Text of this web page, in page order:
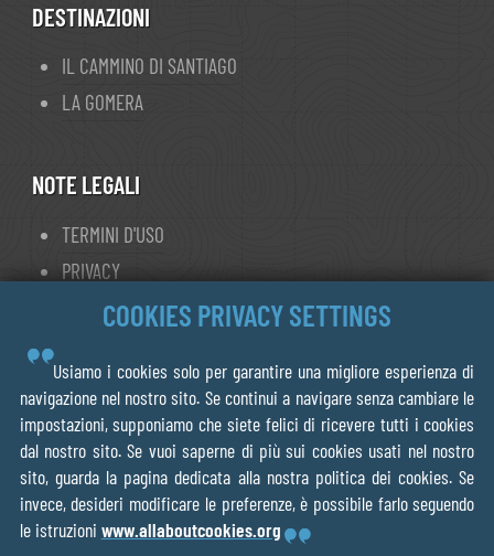
DESTINAZIONI
IL CAMMINO DI SANTIAGO
LA GOMERA
NOTE LEGALI
TERMINI D'USO
PRIVACY
GESTIONE DEI COOKIE
© 2013- 2026 FORWALK.ORG
V.O.F Ecotrotter
856075218B01
Leiden The Netherlands
COOKIES PRIVACY SETTINGS
Usiamo i cookies solo per garantire una migliore esperienza di
navigazione nel nostro sito. Se continui a navigare senza cambiare le
impostazioni, supponiamo che siete felici di ricevere tutti i cookies
dal nostro sito. Se vuoi saperne di più sui cookies usati nel nostro
sito, guarda la pagina dedicata alla nostra politica dei cookies. Se
invece, desideri modificare le preferenze, è possibile farlo seguendo
le istruzioni www.allaboutcookies.org